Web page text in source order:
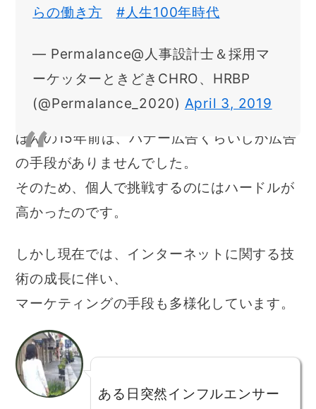
らの働き方
#人生100年時代
— Permalance@人事設計士＆採用マ
ーケッターときどきCHRO、HRBP
(@Permalance_2020) April 3, 2019
ほんの15年前は、バナー広告くらいしか広告
の手段がありませんでした。
そのため、個人で挑戦するのにはハードルが
高かったのです。
しかし現在では、インターネットに関する技
術の成長に伴い、
マーケティングの手段も多様化しています。
ある日突然インフルエンサー